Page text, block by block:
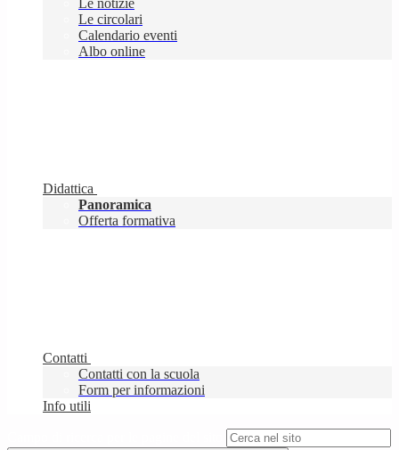
Le notizie
Le circolari
Calendario eventi
Albo online
Didattica
Panoramica
Offerta formativa
Contatti
Contatti con la scuola
Form per informazioni
Info utili